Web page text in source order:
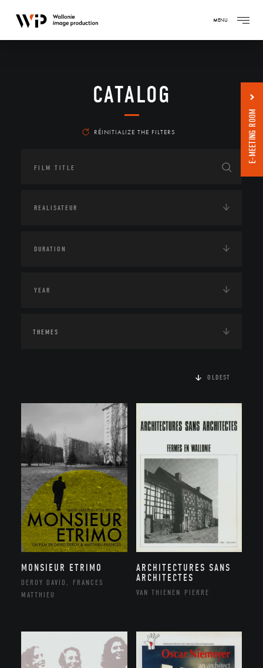
MENU
CATALOG
RÉINITIALIZE THE FILTERS
THEMES
OLDEST
MONSIEUR ETRIMO
DEROY DAVID, FRANCES
MATTHIEU
ARCHITECTURES SANS
ARCHITECTES
VAN THIENEN PIERRE
E-MEETING ROOM